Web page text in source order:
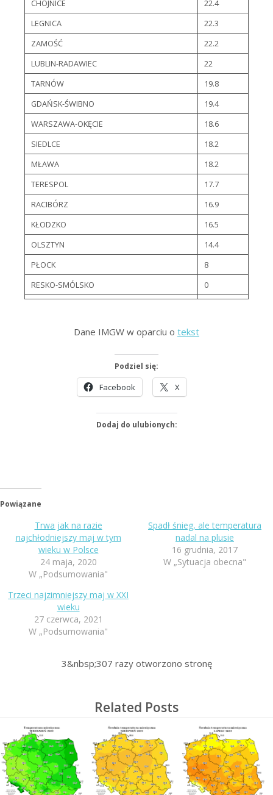
CHOJNICE
22.4
LEGNICA
22.3
ZAMOŚĆ
22.2
LUBLIN-RADAWIEC
22
TARNÓW
19.8
GDAŃSK-ŚWIBNO
19.4
WARSZAWA-OKĘCIE
18.6
SIEDLCE
18.2
MŁAWA
18.2
TERESPOL
17.7
RACIBÓRZ
16.9
KŁODZKO
16.5
OLSZTYN
14.4
PŁOCK
8
RESKO-SMÓLSKO
0
Dane IMGW w oparciu o tekst
Podziel się:
Facebook X
Dodaj do ulubionych:
Powiązane
Trwa jak na razie
najchłodniejszy maj w tym
wieku w Polsce
24 maja, 2020
W „Podsumowania"
Spadł śnieg, ale temperatura
nadal na plusie
16 grudnia, 2017
W „Sytuacja obecna"
Trzeci najzimniejszy maj w XXI
wieku
27 czerwca, 2021
W „Podsumowania"
3&nbsp;307 razy otworzono stronę
Related Posts